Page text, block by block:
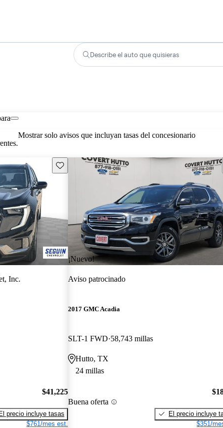
Describe el auto que quisieras
Mostrar solo avisos que incluyan tasas del concesionario
Guarda este Aviso
Inc.
$41,225
El precio incluye tasas
$761/mes est.
¡Nuevo!
Aviso patrocinado
2017 GMC Acadia
SLT-1 FWD 58,743 millas
Hutto, TX
24 millas
Buena oferta
El precio incluye
$351/